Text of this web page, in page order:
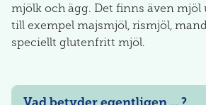
mjölk och ägg. Det finns även mjöl
till exempel majsmjöl, rismjöl,
speciellt glutenfritt mjöl.
Vad betyder egentligen ... ?